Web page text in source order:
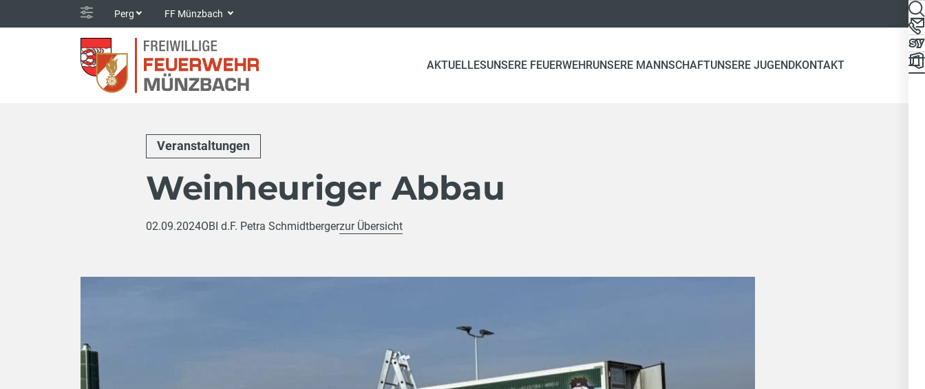
Perg FF Münzbach
AKTUELLESUNSERE FEUERWEHRUNSERE MANNSCHAFTUNSERE JUGENDKONTAKT
Veranstaltungen
Weinheuriger Abbau
02.09.2024OBI d.F. Petra Schmidtbergerzur Übersicht